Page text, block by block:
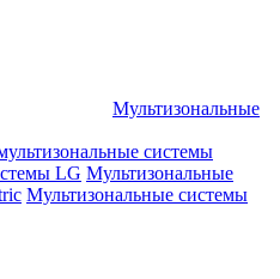
Мультизональные
системы
LG Мультизональные
Мультизональные системы